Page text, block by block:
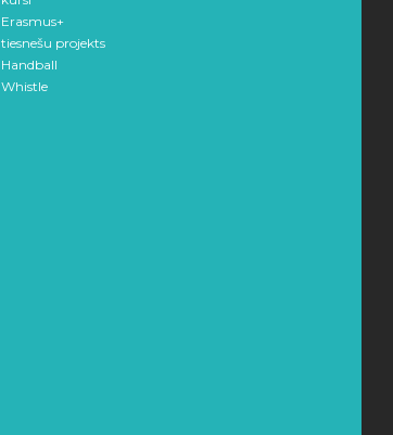
Erasmus+
tiesnešu projekts
Handball
Whistle